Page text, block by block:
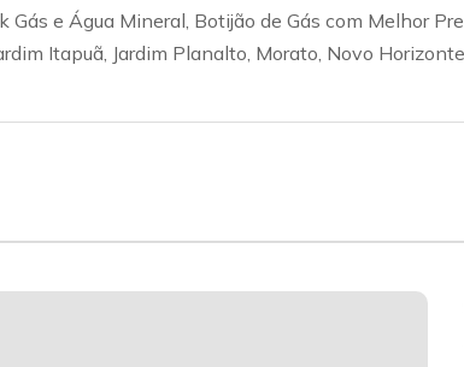
Gás e Água Mineral, Botijão de Gás com Melhor
Itapuã, Jardim Planalto, Morato, Novo